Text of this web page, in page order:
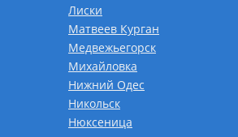
Лиски
Матвеев Курган
Медвежьегорск
Михайловка
Нижний Одес
Никольск
Нюксеница